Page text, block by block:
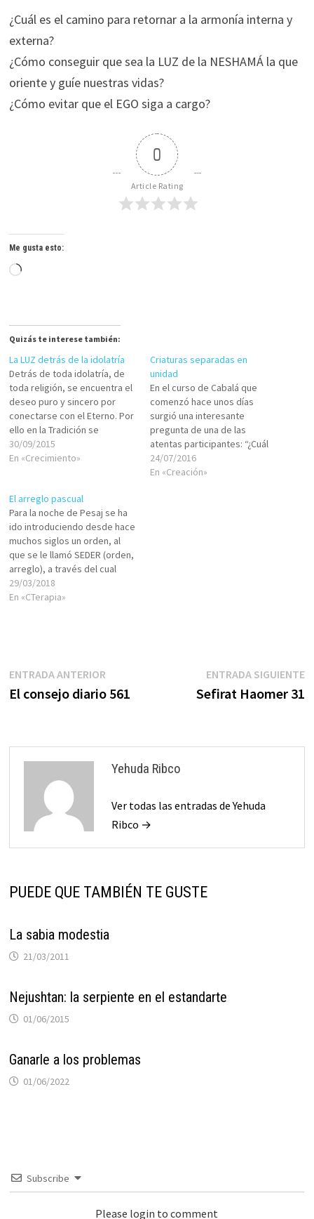
¿Cuál es el camino para retornar a la armonía interna y
externa?
¿Cómo conseguir que sea la LUZ de la NESHAMÁ la que
oriente y guíe nuestras vidas?
¿Cómo evitar que el EGO siga a cargo?
0
Article Rating
Me gusta esto:
Cargando...
Quizás te interese también:
La LUZ detrás de la idolatría
Detrás de toda idolatría, de
toda religión, se encuentra el
deseo puro y sincero por
conectarse con el Eterno. Por
ello en la Tradición se
denomina a la idolatría como
AVODÁ ZARÁ, un servicio
modos que son ajenos. Como
suele ocurrir,…
30/09/2015
En «Crecimiento»
Criaturas separadas en
unidad
En el curso de Cabalá que
comenzó hace unos días
surgió una interesante
pregunta de una de las
atentas participantes: “¿Cuál
es el motivo por el cual el
Creador nos separó de la
24/07/2016
En «Creación»
El arreglo pascual
Para la noche de Pesaj se ha
ido introduciendo desde hace
muchos siglos un orden, al
que se le llamó SEDER (orden,
arreglo), a través del cual
cumplimos con todas las
reglas y seguimos la mayoría
29/03/2018
En «CTerapia»
Navegación
de
ENTRADA ANTERIOREntrada
anterior:
El consejo diario 561
ENTRADA SIGUIENTE
Sefirat Haomer 31
Yehuda Ribco
Ver todas las entradas de Yehuda
Ribco →
PUEDE QUE TAMBIÉN TE GUSTE
La sabia modestia
21/03/2011
Nejushtan: la serpiente en el estandarte
01/06/2015
Ganarle a los problemas
01/06/2022
Subscribe
Please login to comment